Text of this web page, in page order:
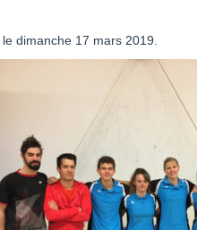
dimanche 17 mars 2019.